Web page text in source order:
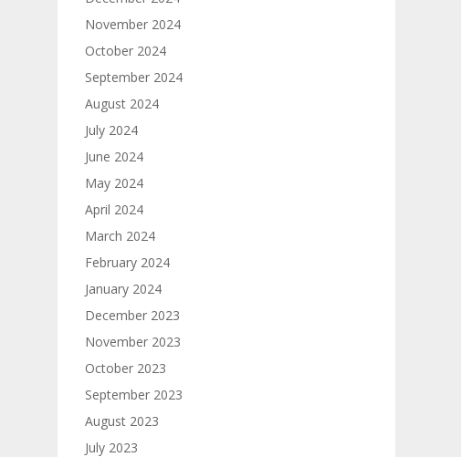
November 2024
October 2024
September 2024
August 2024
July 2024
June 2024
May 2024
April 2024
March 2024
February 2024
January 2024
December 2023
November 2023
October 2023
September 2023
August 2023
July 2023